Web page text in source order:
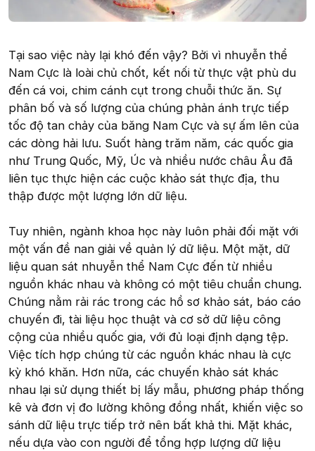
Tại sao việc này lại khó đến vậy? Bởi vì nhuyễn thể
Nam Cực là loài chủ chốt, kết nối từ thực vật phù du
đến cá voi, chim cánh cụt trong chuỗi thức ăn. Sự
phân bố và số lượng của chúng phản ánh trực tiếp
tốc độ tan chảy của băng Nam Cực và sự ấm lên của
các dòng hải lưu. Suốt hàng trăm năm, các quốc gia
như Trung Quốc, Mỹ, Úc và nhiều nước châu Âu đã
liên tục thực hiện các cuộc khảo sát thực địa, thu
thập được một lượng lớn dữ liệu.
Tuy nhiên, ngành khoa học này luôn phải đối mặt với
một vấn đề nan giải về quản lý dữ liệu. Một mặt, dữ
liệu quan sát nhuyễn thể Nam Cực đến từ nhiều
nguồn khác nhau và không có một tiêu chuẩn chung.
Chúng nằm rải rác trong các hồ sơ khảo sát, báo cáo
chuyến đi, tài liệu học thuật và cơ sở dữ liệu công
cộng của nhiều quốc gia, với đủ loại định dạng tệp.
Việc tích hợp chúng từ các nguồn khác nhau là cực
kỳ khó khăn. Hơn nữa, các chuyến khảo sát khác
nhau lại sử dụng thiết bị lấy mẫu, phương pháp thống
kê và đơn vị đo lường không đồng nhất, khiến việc so
sánh dữ liệu trực tiếp trở nên bất khả thi. Mặt khác,
nếu dựa vào con người để tổng hợp lượng dữ liệu